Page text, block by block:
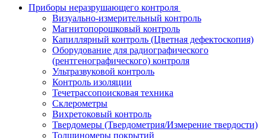
Приборы неразрушающего контроля
Визуально-измерительный контроль
Магнитопорошковый контроль
Капиллярный контроль (Цветная дефектоскопия)
Оборудование для радиографического
(рентгенографического) контроля
Ультразвуковой контроль
Контроль изоляции
Течетрассопоисковая техника
Склерометры
Вихретоковый контроль
Твердомеры (Твердометрия/Измерение твердости)
Толщиномеры покрытий